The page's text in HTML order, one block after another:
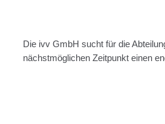
Die ivv GmbH sucht für die
nächstmöglichen Zeitpunkt einen